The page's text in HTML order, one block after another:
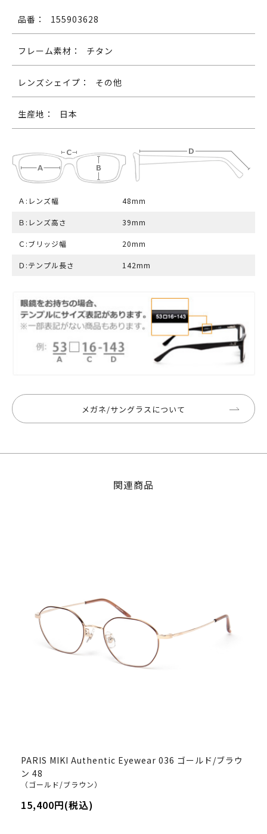
品番： 155903628
フレーム素材： チタン
レンズシェイプ： その他
生産地： 日本
Ａ:レンズ幅 48mm
Ｂ:レンズ高さ 39mm
Ｃ:ブリッジ幅 20mm
Ｄ:テンプル長さ 142mm
メガネ/サングラスについて
関連商品
PARIS MIKI Authentic Eyewear 036 ゴールド/ブラウ
ン 48
（ゴールド/ブラウン）
15,400円(税込)